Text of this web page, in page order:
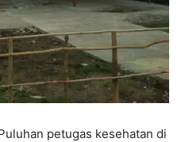
petugas kesehatan di